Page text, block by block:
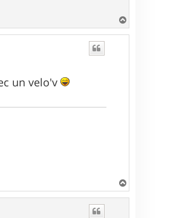
a
un velo'v
a